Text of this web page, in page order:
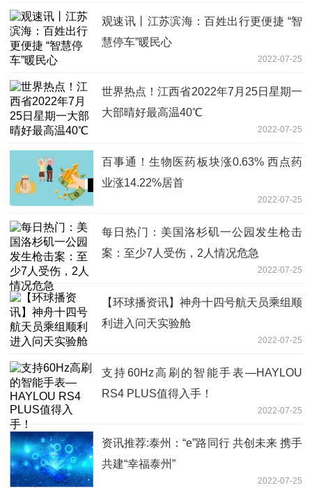
观速讯丨江苏滨海：百姓出行更便捷 “智
慧停车”暖民心
2022-07-25
世界热点！江西省2022年7月25日星期一
大部晴好最高温40℃
2022-07-25
百事通！生物医药板块涨0.63% 西点药
业涨14.22%居首
2022-07-25
每日热门：美国洛杉矶一公园发生枪击
案：至少7人受伤，2人情况危急
2022-07-25
【环球播资讯】神舟十四号航天员乘组顺
利进入问天实验舱
2022-07-25
支持60Hz高刷的智能手表—HAYLOU
RS4 PLUS值得入手！
2022-07-25
资讯推荐:泰州：“e”路同行 共创未来 携手
共建“幸福泰州”
2022-07-25